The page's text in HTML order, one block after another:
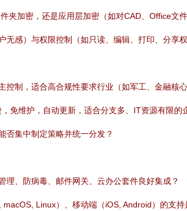
夹加密，还是应用层加密（如对CAD、Office文
无感）与权限控制（如只读、编辑、打印、分享
控制，适合高合规性要求行业（如军工、金融核心
，免维护，自动更新，适合分支多、IT资源有限的
否集中制定策略并统一分发？
理、防病毒、邮件网关、云办公套件良好集成？
Linux）、移动端（iOS, Android）的支持